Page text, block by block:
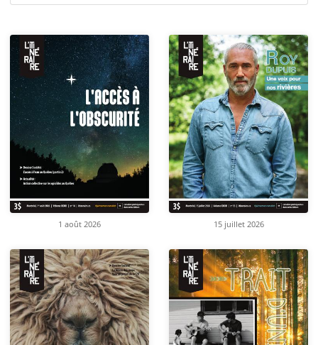
1 août 2026 15 juillet 2026